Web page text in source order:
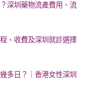
深圳藥物流產費用、流
、收費及深圳就診選擇
多日？｜香港女性深圳